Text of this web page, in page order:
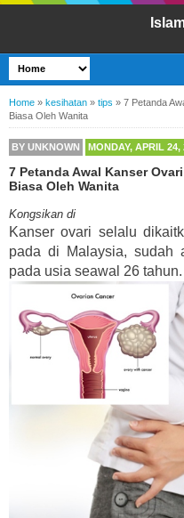
Home » kesihatan » tips » 7 Petanda
Biasa Oleh Wanita
BY UNKNOWN MONDAY, APRIL 24,
7 Petanda Awal Kanser
Biasa Oleh Wanita
Kongsikan di
Kanser ovari selalu
pada di Malaysia, sudah
pada usia seawal 26 tahun.